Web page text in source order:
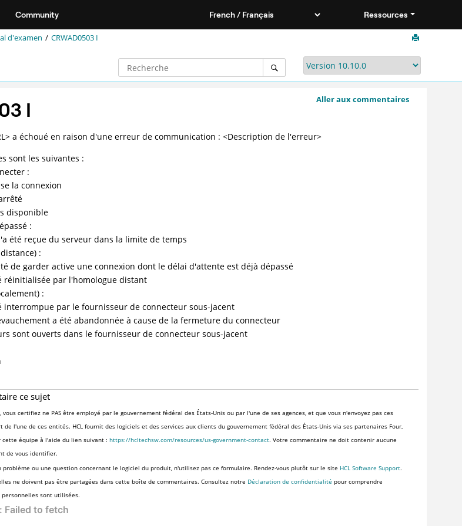
Community Ressources
d'examen CRWAD0503 I
Aller aux commentaires
I
a échoué en raison d'une erreur de communication : <Description de l'erreur>
sont les suivantes :
:
la connexion
disponible
:
été reçue du serveur dans la limite de temps
:
de garder active une connexion dont le délai d'attente est déjà dépassé
réinitialisée par l'homologue distant
:
interrompue par le fournisseur de connecteur sous-jacent
a été abandonnée à cause de la fermeture du connecteur
sont ouverts dans le fournisseur de connecteur sous-jacent
ce sujet
vous certifiez ne PAS être employé par le gouvernement fédéral des États-Unis ou par l'une de ses agences, et que vous n'envoyez pas ces
de l'une de ces entités. HCL fournit des logiciels et des services aux clients du gouvernement fédéral des États-Unis via ses partenaires Four,
cette équipe à l'aide du lien suivant :https://hcltechsw.com/resources/us-government-contact. Votre commentaire ne doit contenir aucune
de vous identifier.
problème ou une question concernant le logiciel du produit, n'utilisez pas ce formulaire. Rendez-vous plutôt sur le site HCL Software Support.
ne doivent pas être partagées dans cette boîte de commentaires. Consultez notre Déclaration de confidentialité pour comprendre
sont utilisées.